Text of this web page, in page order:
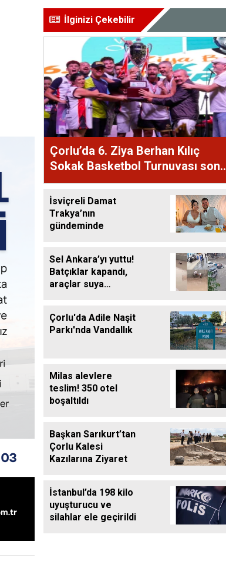
İlginizi Çekebilir
Çorlu’da 6. Ziya Berhan Kılıç
Sokak Basketbol Turnuvası sona
erdi
İsviçreli Damat
Trakya’nın
gündeminde
Sel Ankara’yı yuttu!
Batçıklar kapandı,
araçlar suya
Çorlu'da Adile Naşit
Parkı'nda Vandallık
Milas alevlere
teslim! 350 otel
boşaltıldı
Başkan Sarıkurt’tan
Çorlu Kalesi
Kazılarına Ziyaret
İstanbul’da 198 kilo
uyuşturucu ve
silahlar ele geçirildi